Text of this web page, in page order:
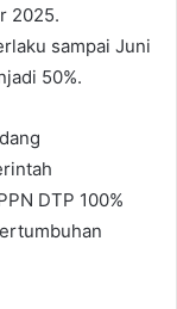
2025.
sampai Juni
50%.
DTP 100%